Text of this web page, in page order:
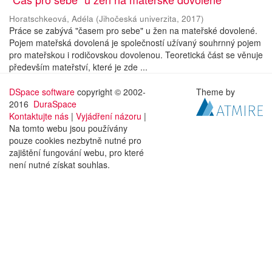
Horatschkeová, Adéla (Jihočeská univerzita, 2017)
Práce se zabývá "časem pro sebe" u žen na mateřské dovolené.
Pojem mateřská dovolená je společností užívaný souhrnný pojem
pro mateřskou i rodičovskou dovolenou. Teoretická část se věnuje
především mateřství, které je zde ...
DSpace software copyright © 2002-
2016 DuraSpace
Kontaktujte nás | Vyjádření názoru |
Na tomto webu jsou používány
pouze cookies nezbytně nutné pro
zajištění fungování webu, pro které
není nutné získat souhlas.
Theme by